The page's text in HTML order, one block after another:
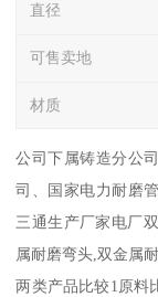
直径
可售卖地
材质
公司下属铸造分公
司、国家电力耐磨
三通生产厂家电厂
属耐磨弯头,双金属
两类产品比较1原料